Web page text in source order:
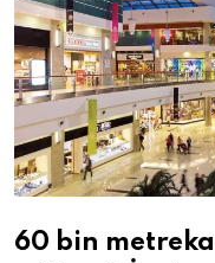
60 bin